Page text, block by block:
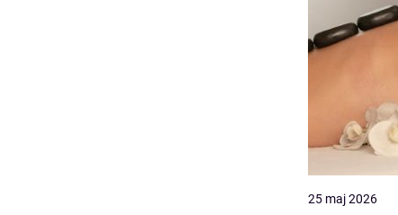
25 maj 2026